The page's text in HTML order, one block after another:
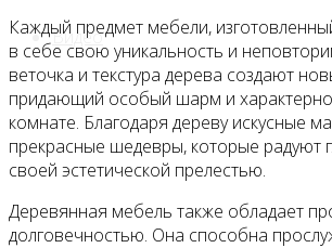
Видео
Каждый предмет мебели,
в себе свою уникальность и
веточка и текстура дерева создают
придающий особый шарм и
комнате. Благодаря дереву искусные
прекрасные шедевры, которые радуют
своей эстетической прелестью.
Деревянная мебель также обладает
долговечностью. Она способна